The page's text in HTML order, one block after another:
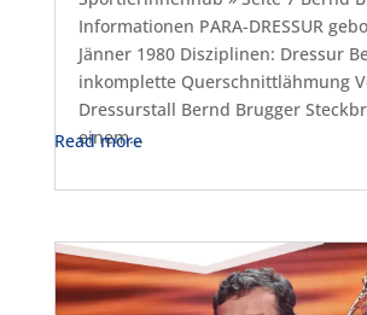
Informationen PARA-DRESSUR
Jänner 1980 Disziplinen: Dressur
inkomplette Querschnittlähmung
Dressurstall Bernd Brugger
einem...
Read more